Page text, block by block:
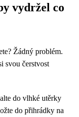
vydržel co
Žádný problém.
svou čerstvost
do vlhké utěrky
do přihrádky na